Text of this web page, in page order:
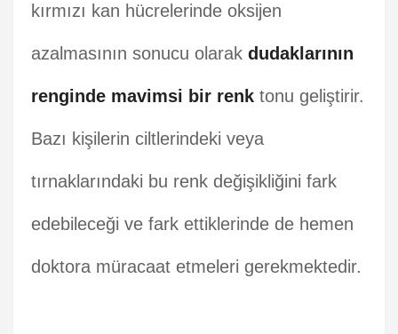
kırmızı kan hücrelerinde oksijen
azalmasının sonucu olarak dudaklarının
renginde mavimsi bir renk tonu geliştirir.
Bazı kişilerin ciltlerindeki veya
tırnaklarındaki bu renk değişikliğini fark
edebileceği ve fark ettiklerinde de hemen
doktora müracaat etmeleri gerekmektedir.